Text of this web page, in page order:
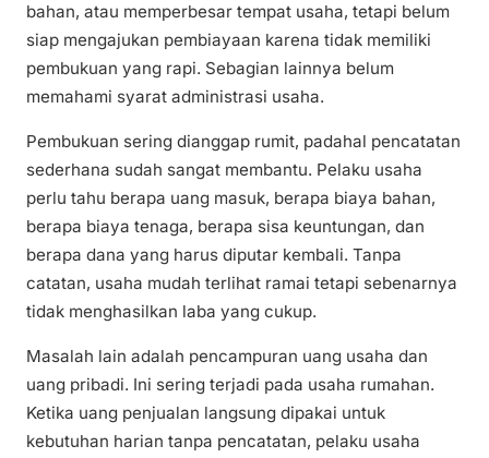
bahan, atau memperbesar tempat usaha, tetapi belum
siap mengajukan pembiayaan karena tidak memiliki
pembukuan yang rapi. Sebagian lainnya belum
memahami syarat administrasi usaha.
Pembukuan sering dianggap rumit, padahal pencatatan
sederhana sudah sangat membantu. Pelaku usaha
perlu tahu berapa uang masuk, berapa biaya bahan,
berapa biaya tenaga, berapa sisa keuntungan, dan
berapa dana yang harus diputar kembali. Tanpa
catatan, usaha mudah terlihat ramai tetapi sebenarnya
tidak menghasilkan laba yang cukup.
Masalah lain adalah pencampuran uang usaha dan
uang pribadi. Ini sering terjadi pada usaha rumahan.
Ketika uang penjualan langsung dipakai untuk
kebutuhan harian tanpa pencatatan, pelaku usaha